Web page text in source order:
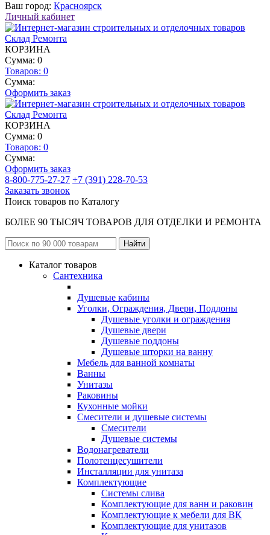
Ваш город: Красноярск
Личный кабинет
КОРЗИНА
Сумма: 0
Товаров: 0
Сумма:
Оформить заказ
КОРЗИНА
Сумма: 0
Товаров: 0
Сумма:
Оформить заказ
8-800-775-27-27 +7 (391) 228-70-53
Заказать звонок
Поиск товаров по Каталогу
БОЛЕЕ 90 ТЫСЯЧ ТОВАРОВ ДЛЯ ОТДЕЛКИ И РЕМОНТА
Каталог товаров
Сантехника
Душевые кабины
Уголки, Ограждения, Двери, Поддоны
Душевые уголки и ограждения
Душевые двери
Душевые поддоны
Душевые шторки на ванну
Мебель для ванной комнаты
Ванны
Унитазы
Раковины
Кухонные мойки
Смесители и душевые системы
Смесители
Душевые системы
Водонагреватели
Полотенцесушители
Инсталляции для унитаза
Комплектующие
Системы слива
Комплектующие для ванн и раковин
Комплектующие к мебели для ВК
Комплектующие для унитазов